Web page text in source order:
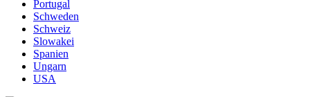
Portugal
Schweden
Schweiz
Slowakei
Spanien
Ungarn
USA